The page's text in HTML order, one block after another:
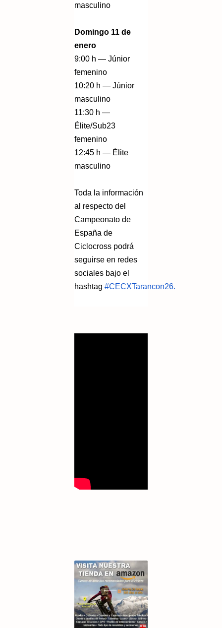
masculino
Domingo 11 de
enero
9:00 h — Júnior
femenino
10:20 h — Júnior
masculino
11:30 h —
Élite/Sub23
femenino
12:45 h — Élite
masculino
Toda la información
al respecto del
Campeonato de
España de
Ciclocross podrá
seguirse en redes
sociales bajo el
hashtag #CECXTarancon26.